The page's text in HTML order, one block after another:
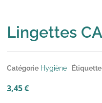
Lingettes
Catégorie Hygiène Étiquette
3,45€